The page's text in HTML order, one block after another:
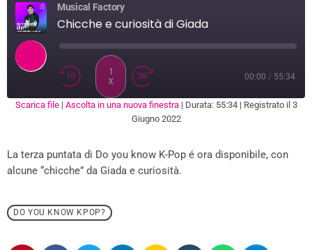
Musical Factory
Chicche e curiosità di Giada
1
X
00:00 / 55:34
LINK
Scarica file| Ascolta in una nuova finestra| Durata: 55:34| Registrato il 3
Giugno 2022
La terza puntata di Do you know K-Pop é ora disponibile, con
alcune “chicche” da Giada e curiosità.
DO YOU KNOW KPOP?